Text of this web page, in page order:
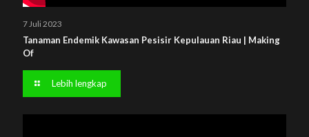
7 Juli 2023
Tanaman Endemik Kawasan Pesisir Kepulauan Riau | Making
Of
Lebih lengkap